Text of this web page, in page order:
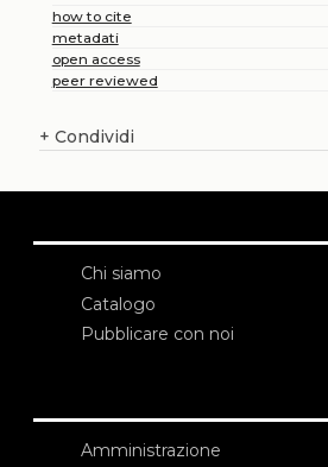
how to cite
metadati
open access
peer reviewed
+ Condividi
Chi siamo
Catalogo
Pubblicare con noi
Amministrazione